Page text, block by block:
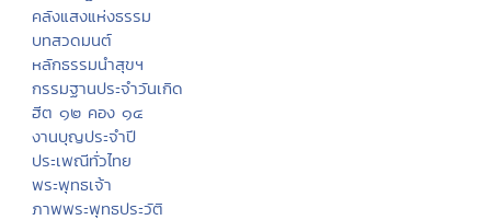
คลังแสงแห่งธรรม
บทสวดมนต์
หลักธรรมนำสุขฯ
กรรมฐานประจำวันเกิด
ฮีต ๑๒ คอง ๑๔
งานบุญประจำปี
ประเพณีทั่วไทย
พระพุทธเจ้า
ภาพพระพุทธประวัติ